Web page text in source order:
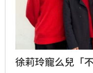
徐莉玲寵么兒「